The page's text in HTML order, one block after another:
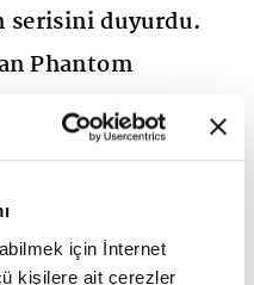
için İnternet
kişilere ait çerezler
serisini duyurdu.
Phantom
markanın
Bespoke
süren bir
aşan emeğin ürünü